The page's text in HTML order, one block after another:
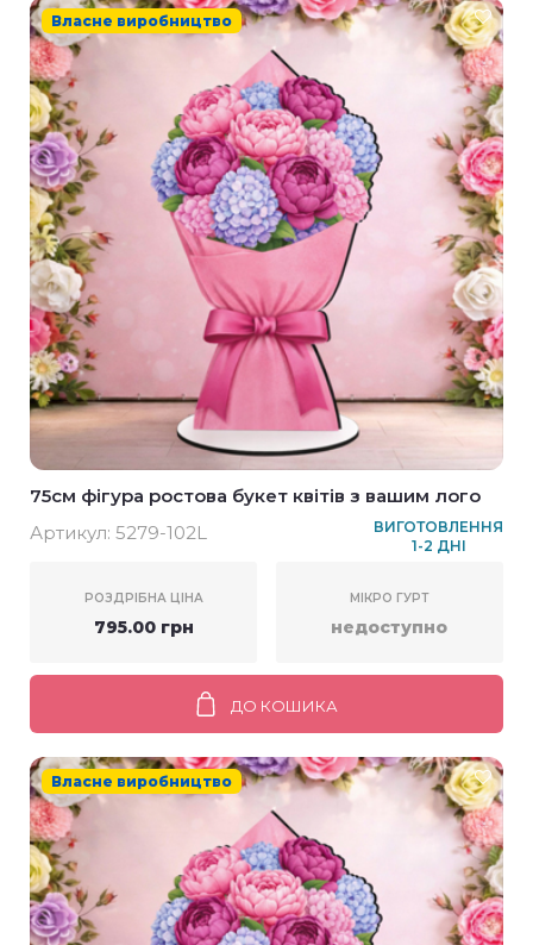
Власне виробництво
75см фігура ростова букет квітів з вашим лого
Артикул: 5279-102L
ВИГОТОВЛЕННЯ
1-2 ДНІ
РОЗДРІБНА ЦІНА
795.00 грн
МІКРО ГУРТ
недоступно
ДО КОШИКА
Власне виробництво